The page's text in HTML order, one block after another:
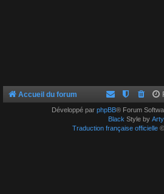
Accueil du forum
Développé par phpBB® Forum
Black Style by Arty
Traduction française officielle©